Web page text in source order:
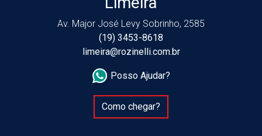
Av. Major José Levy Sobrinho, 2585
(19) 3453-8618
limeira@rozinelli.com.br
Posso Ajudar?
Como chegar?